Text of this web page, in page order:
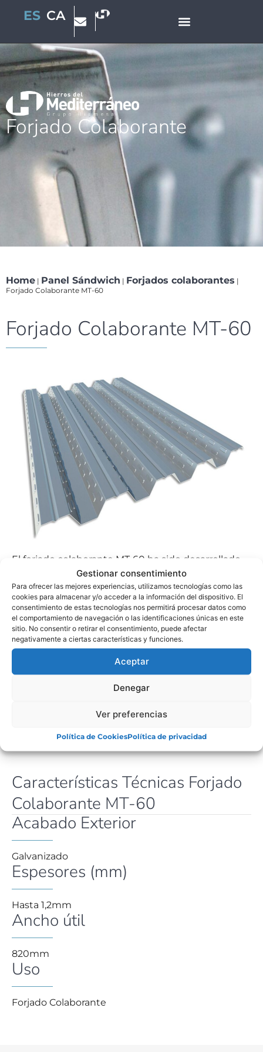
Gestionar consentimiento
Para ofrecer las mejores experiencias, utilizamos tecnologías como las
cookies para almacenar y/o acceder a la información del dispositivo. El
consentimiento de estas tecnologías nos permitirá procesar datos como
el comportamiento de navegación o las identificaciones únicas en este
sitio. No consentir o retirar el consentimiento, puede afectar
negativamente a ciertas características y funciones.
Aceptar
Denegar
Ver preferencias
Política de CookiesPolítica de privacidad
ES CA
Forjado Colaborante
Home | Panel Sándwich | Forjados colaborantes |
Forjado Colaborante MT-60
Forjado Colaborante MT-60
El forjado colaborante MT-60 ha sido desarrollado
en colaboración con el Grupo de Estructuras del
Departamento de Medios Continuos de la Escuela
de Ingenieros Superiores de Sevilla, en un marco
de cooperación con AICIA (Asociación de
Investigación y Cooperación Industrial de
Andalucía).
Características Técnicas Forjado
Colaborante MT-60
Acabado Exterior
Galvanizado
Espesores (mm)
Hasta 1,2mm
Ancho útil
820mm
Uso
Forjado Colaborante